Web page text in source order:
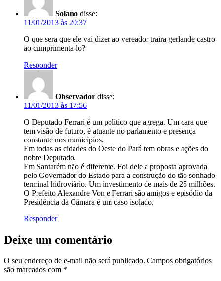
Solano disse:
11/01/2013 às 20:37
O que sera que ele vai dizer ao vereador traira gerlande castro
ao cumprimenta-lo?
Responder
Observador disse:
11/01/2013 às 17:56
O Deputado Ferrari é um politico que agrega. Um cara que
tem visão de futuro, é atuante no parlamento e presença
constante nos municípios.
Em todas as cidades do Oeste do Pará tem obras e ações do
nobre Deputado.
Em Santarém não é diferente. Foi dele a proposta aprovada
pelo Governador do Estado para a construção do tão sonhado
terminal hidroviário. Um investimento de mais de 25 milhões.
O Prefeito Alexandre Von e Ferrari são amigos e episódio da
Presidência da Câmara é um caso isolado.
Responder
Deixe um comentário
O seu endereço de e-mail não será publicado. Campos obrigatórios
são marcados com *